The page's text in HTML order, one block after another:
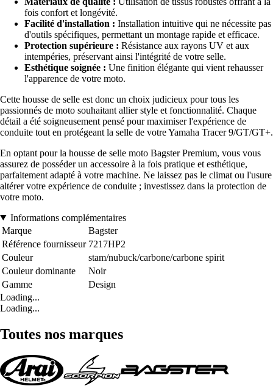
fois confort et longévité.
Facilité d'installation : Installation intuitive qui ne nécessite pas
d'outils spécifiques, permettant un montage rapide et efficace.
Protection supérieure : Résistance aux rayons UV et aux
intempéries, préservant ainsi l'intégrité de votre selle.
Esthétique soignée : Une finition élégante qui vient rehausser
l'apparence de votre moto.
Cette housse de selle est donc un choix judicieux pour tous les
passionnés de moto souhaitant allier style et fonctionnalité. Chaque
détail a été soigneusement pensé pour maximiser l'expérience de
conduite tout en protégeant la selle de votre Yamaha Tracer 9/GT/GT+.
En optant pour la housse de selle moto Bagster Premium, vous vous
assurez de posséder un accessoire à la fois pratique et esthétique,
parfaitement adapté à votre machine. Ne laissez pas le climat ou l'usure
altérer votre expérience de conduite ; investissez dans la protection de
votre moto.
Informations complémentaires
Marque
Bagster
Référence fournisseur 7217HP2
Couleur
stam/nubuck/carbone/carbone spirit
Couleur dominante
Noir
Gamme
Design
Loading...
Loading...
Toutes nos marques